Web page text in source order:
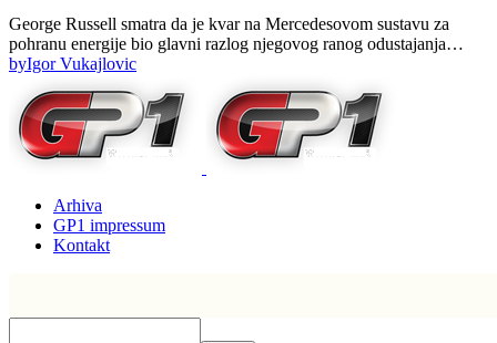
George Russell smatra da je kvar na Mercedesovom sustavu za
pohranu energije bio glavni razlog njegovog ranog odustajanja…
byIgor Vukajlovic
Arhiva
GP1 impressum
Kontakt